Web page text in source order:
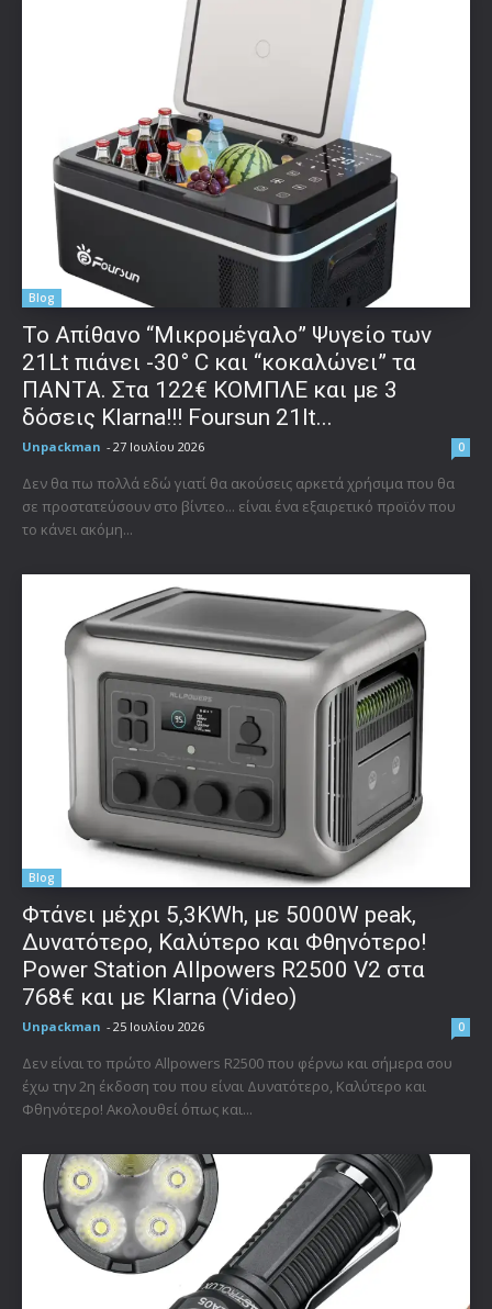
Blog
Το Απίθανο “Μικρομέγαλο” Ψυγείο των
21Lt πιάνει -30° C και “κοκαλώνει” τα
ΠΑΝΤΑ. Στα 122€ ΚΟΜΠΛΕ και με 3
δόσεις Klarna!!! Foursun 21lt...
Unpackman - 27 Ιουλίου 2026 0
Δεν θα πω πολλά εδώ γιατί θα ακούσεις αρκετά χρήσιμα που θα
σε προστατεύσουν στο βίντεο... είναι ένα εξαιρετικό προϊόν που
το κάνει ακόμη...
Blog
Φτάνει μέχρι 5,3KWh, με 5000W peak,
Δυνατότερο, Καλύτερο και Φθηνότερο!
Power Station Allpowers R2500 V2 στα
768€ και με Klarna (Video)
Unpackman - 25 Ιουλίου 2026 0
Δεν είναι το πρώτο Allpowers R2500 που φέρνω και σήμερα σου
έχω την 2η έκδοση του που είναι Δυνατότερο, Καλύτερο και
Φθηνότερο! Ακολουθεί όπως και...